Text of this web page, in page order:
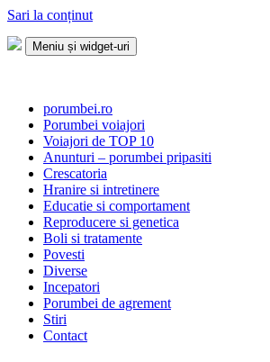
Sari la conținut
Meniu și widget-uri
porumbei.ro
Porumbei voiajori
Voiajori de TOP 10
Anunturi – porumbei pripasiti
Crescatoria
Hranire si intretinere
Educatie si comportament
Reproducere si genetica
Boli si tratamente
Povesti
Diverse
Incepatori
Porumbei de agrement
Stiri
Contact